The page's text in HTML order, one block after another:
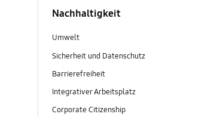
Nachhaltigkeit
Umwelt
Sicherheit und Datenschutz
Barrierefreiheit
Integrativer Arbeitsplatz
Corporate Citizenship